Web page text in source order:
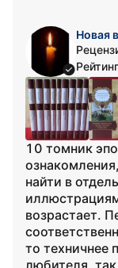
Новая
Рейтинг
10 томник
найти в
возрастает.
то техничнее
любителя, так